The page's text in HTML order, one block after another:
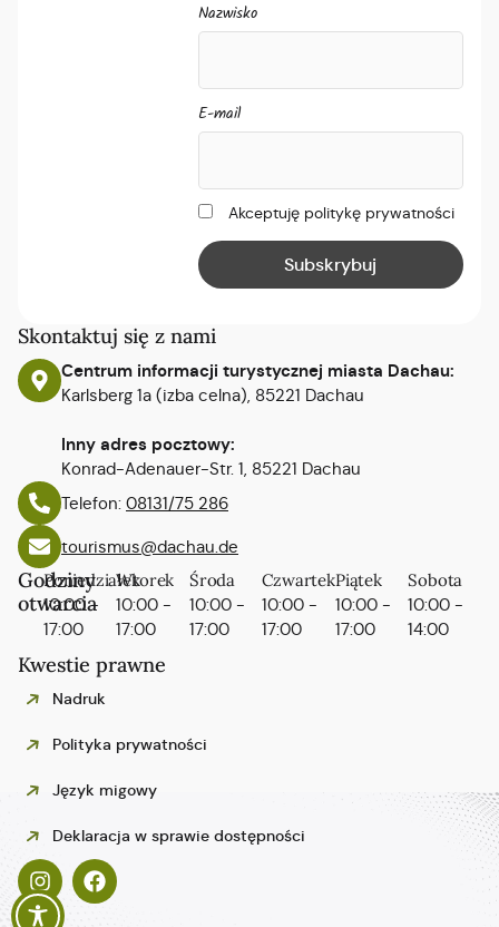
Skontaktuj się z nami
Centrum informacji turystycznej miasta Dachau:
Karlsberg 1a (izba celna), 85221 Dachau
Inny adres pocztowy:
Konrad-Adenauer-Str. 1, 85221 Dachau
Telefon: 08131/75 286
tourismus@dachau.de
Godziny
otwarcia
Poniedziałek
10:00 -
17:00
Wtorek
10:00 -
17:00
Środa
10:00 -
17:00
Czwartek
10:00 -
17:00
Piątek
10:00 -
17:00
Sobota
10:00 -
14:00
Kwestie prawne
Nadruk
Polityka prywatności
Język migowy
Deklaracja w sprawie dostępności
Nazwisko
E-mail
Akceptuję politykę prywatności
Français
Italiano